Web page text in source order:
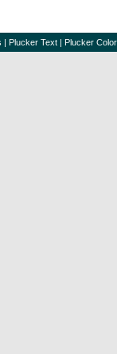
| Plucker Text | Plucker Color